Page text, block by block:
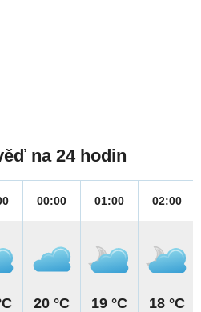
na 24 hodin
00:00
20 °C
01:00
19 °C
02:00
18 °C